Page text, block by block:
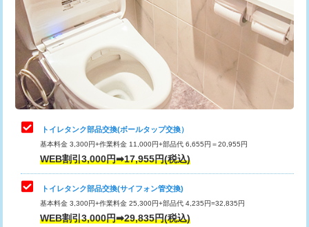
トイレタンク部品交換(ボールタップ交換）
基本料金 3,300円+作業料金 11,000円+部品代 6,655円＝20,955円
WEB割引3,000円➡17,955円(税込)
トイレタンク部品交換(サイフォン管交換)
基本料金 3,300円+作業料金 25,300円+部品代 4,235円=32,835円
WEB割引3,000円➡29,835円(税込)